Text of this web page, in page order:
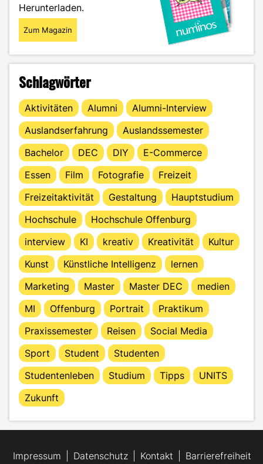
Herunterladen.
Zum Magazin
Schlagwörter
Aktivitäten Alumni
Alumni-Interview
Auslandserfahrung
Auslandssemester
Bachelor
DEC DIY
E-Commerce
Essen
Film Fotografie
Freizeit
Freizeitaktivität
Gestaltung
Hauptstudium
Hochschule
Hochschule Offenburg
interview
KI kreativ Kreativität
Kultur
Kunst
Künstliche Intelligenz
lernen
Marketing
Master Master DEC
medien
MI
Offenburg Portrait
Praktikum
Praxissemester
Reisen
Social Media
Sport
Student
Studenten
Studentenleben
Studium Tipps
UNITS
Zukunft
Impressum Datenschutz Kontakt Barrierefreiheit